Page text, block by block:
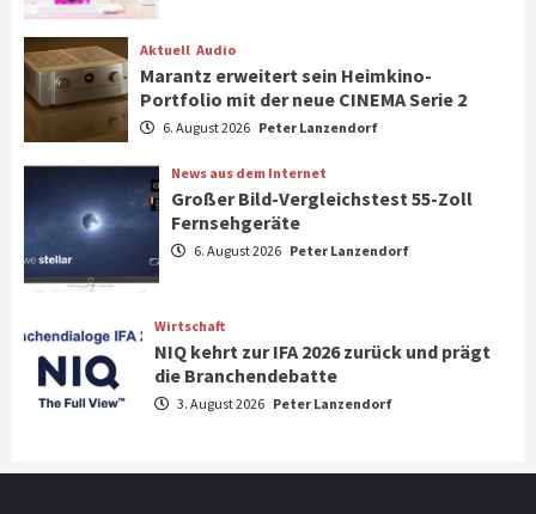
1
Drittel der Gamer verschiebt Käufe
2
Phone/Pad Top Story
IFA 2026 Show Area Communication &
Aktuell Audio
Marantz erweitert sein Heimkino-
Portfolio mit der neue CINEMA Serie 2
News aus dem Internet
Großer Bild-Vergleichstest 55-Zoll
Fernsehgeräte
Aktuell Audio
Marantz erweitert sein Heimkino-
Portfolio mit der neue CINEMA Serie 2
6. August 2026 Peter Lanzendorf
News aus dem Internet
Großer Bild-Vergleichstest 55-Zoll
Fernsehgeräte
6. August 2026 Peter Lanzendorf
Wirtschaft
NIQ kehrt zur IFA 2026 zurück und prägt
die Branchendebatte
3. August 2026 Peter Lanzendorf